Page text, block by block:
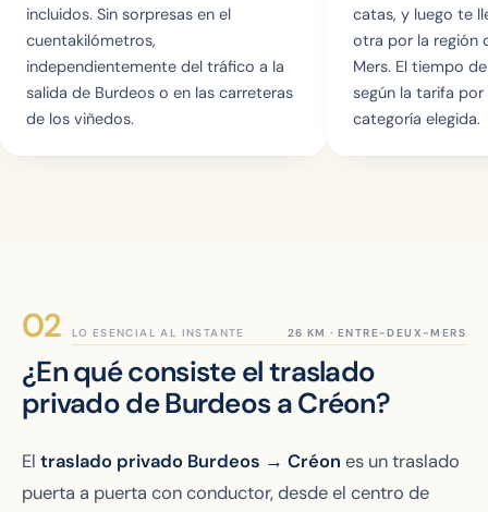
incluidos. Sin sorpresas en el
cuentakilómetros,
independientemente del tráfico a la
salida de Burdeos o en las carreteras
de los viñedos.
catas, y luego te
otra por la región
Mers. El tiempo
según la tarifa por
categoría elegida.
LO ESENCIAL AL INSTANTE
¿En qué consiste el traslado
privado de Burdeos a Créon?
El traslado privado Burdeos → Créon es un traslado
puerta a puerta con conductor, desde el centro de